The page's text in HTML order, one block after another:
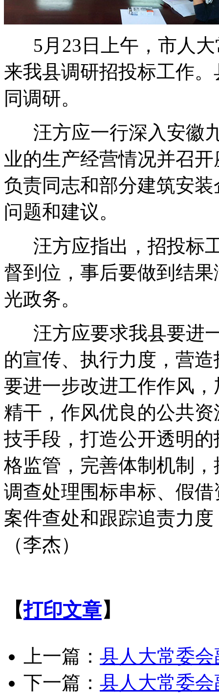
5月23日上午，市人大
来我县调研招投标工作
同调研。
汪方应一行深入安徽
业的生产经营情况并召
负责同志和部分建筑安
问题和建议。
汪方应指出，招投标
督到位，事后要做到结
光政务。
汪方应要求我县要进
的宣传、执行力度，营
要进一步改进工作作风
精干，作风优良的公共
技手段，打造公开透明
格监管，完善体制机制
调查处理围标串标、假
案件查处和跟踪追责力
（李杰）
【打印文章】
上一篇： 县人大常委
下一篇： 县人大常委